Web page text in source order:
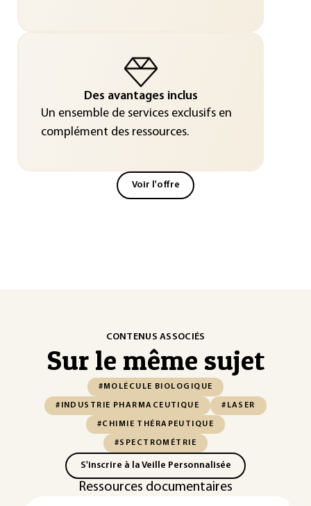
Des avantages inclus
Un ensemble de services exclusifs en
complément des ressources.
Voir l'offre
CONTENUS ASSOCIÉS
Sur le même sujet
#MOLÉCULE BIOLOGIQUE
#INDUSTRIE PHARMACEUTIQUE #LASER
#CHIMIE THÉRAPEUTIQUE
#SPECTROMÉTRIE
S'inscrire à la Veille Personnalisée
Ressources documentaires